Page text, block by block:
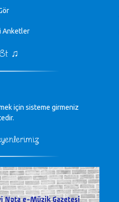
Nota - 24.11.2022
Cüneyt bey, yazımda da
müfit bey bilgilerinizi kontrol
sayılı cso kurulrş kanununda
Anketler
♫
için sisteme girmeniz